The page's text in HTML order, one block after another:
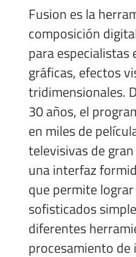
Fusion es la
composición
para especialistas
gráficas, efectos
tridimensionales.
30 años, el
en miles de
televisivas de
una interfaz
que permite
sofisticados
diferentes
procesamiento de